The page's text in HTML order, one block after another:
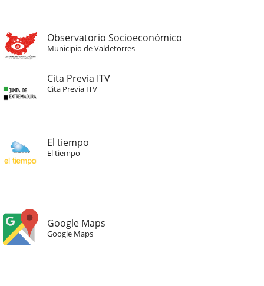
Observatorio Socioeconómico
Municipio de Valdetorres
Cita Previa ITV
Cita Previa ITV
El tiempo
El tiempo
Google Maps
Google Maps